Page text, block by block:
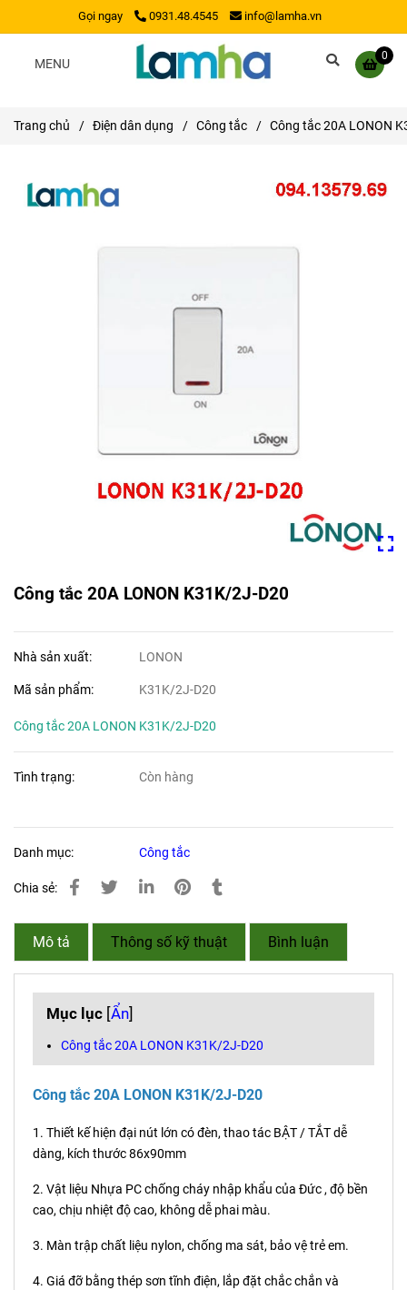
Gọi ngay 0931.48.4545 info@lamha.vn
0
MENU
Trang chủ / Điện dân dụng / Công tắc / Công tắc 20A LONON
Công tắc 20A LONON K31K/2J-D20
Nhà sản xuất: LONON
Mã sản phẩm: K31K/2J-D20
Công tắc 20A LONON K31K/2J-D20
Tình trạng: Còn hàng
Danh mục: Công tắc
Chia sẻ:
Mô tả Thông số kỹ thuật Bình luận
Mục lục [Ẩn]
Công tắc 20A LONON K31K/2J-D20
Công tắc 20A LONON K31K/2J-D20
1. Thiết kế hiện đại nút lớn có đèn, thao tác BẬT / TẮT dễ
dàng, kích thước 86x90mm
2. Vật liệu Nhựa PC chống cháy nhập khẩu của Đức , độ bền
cao, chịu nhiệt độ cao, không dễ phai màu.
3. Màn trập chất liệu nylon, chống ma sát, bảo vệ trẻ em.
4. Giá đỡ bằng thép sơn tĩnh điện, lắp đặt chắc chắn và